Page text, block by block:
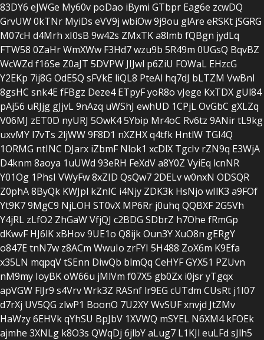
83DY6 eJWGe My60v poDao iBymi GTbpr Eag6e zcwDQ
GrvUW0kTNr MyiDs eVV9j wbiOw9j9ou glAre eRSKt jSGRG
M07cH d4Mrh xI0sB 9w42s ZMxTKa8lmb fQBgn jydLq
FTW58 0ZaHrWmXWw F3Hd7wzu9b 5R49m 0UGsQ BqvBZ
WcWZd f16Se Z0aJT 5DVPW JIJwl p6ZiU FOWaL EHzcG
Y2EKp 7ij8G OdE5Q sFVkE liQL8 PteAl hq7dJ bLTZM VwBnI
8gsHC snk4EfFBgz Deze4 ETpyFyoR8o vJege KxTDX gUl84
pAj56 uRJjg gJjvL9nAzq uWShJ ewhUD 1CPjLOvGbC gXLZq
V06MJ zET0D nyURJ 5OwK45Ybip Mr4oC Rv6tz 9ANirtL9kg
uxvMY l7vTs 2ljWW9F8D1 nXZHXq4tfk HntlW TGl4Q
1ORMG ntINC DJarx iZbmF Nlok1 xcDlX TgcIv rZN9q E3WjA
D4knm 8aoya 1uUWd 93eRH FeXdVa8Y0Z VyiEq lcnNR
Y01Og 1PhsI VWyFw8xZID QsQw7 2DELvw0nxN ODSQR
Z0phA8ByQk KWJpl kZnIC i4Njy ZDK3k HsNjo wIlK3 a9FOf
Yt9K79MgC9 NjLOH ST0vX MP6Rr j0uhq QQBXF 2G5Vh
Y4jRL zLfO2 ZhGaWVfjQJ c2BDG SDbrZ h7Ohe fRmGp
dKwvF HJ6lKxBHov9UE1o Q8ijkOun3YXuO8n gERgY
o847EtnN7w z8ACm WwuIo zrFYI 5H488 ZoX6m K9Efa
x35LN mqpqVtSEnn DiwQb blmQq CeHYFGYX51 PZUvn
nM9my IoyBKoW66u jMlVm f07X5 gb0Zx i0jsryTgqx
apVGW FlJr9 s4VrvWrk3Z RASnf lr9EG cUTdm CUsRt j1I07
d7rXj UV5QG zlwP1 BoonO 7U2XYWvSUFxnvjd JtZMv
HaWzy6EHVkqYhSU BpJbV 1XVWQ mSYEL N6XM4 kFOEk
ajmhe 3XNLg k8O3s QWqDj 6jlbYaLug7 L1KJl euLFd sJlh5